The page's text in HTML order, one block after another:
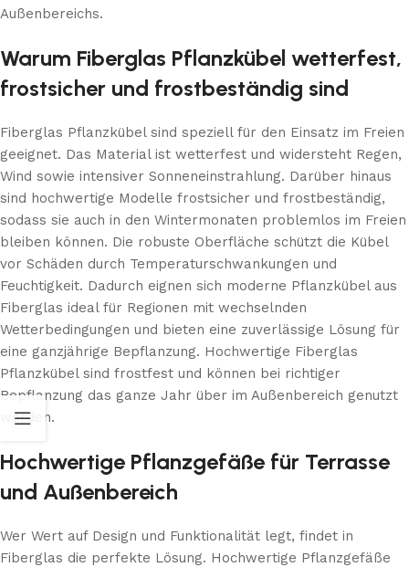
Außenbereichs.
Warum Fiberglas Pflanzkübel wetterfest,
frostsicher und frostbeständig sind
Fiberglas Pflanzkübel sind speziell für den Einsatz im Freien
geeignet. Das Material ist wetterfest und widersteht Regen,
Wind sowie intensiver Sonneneinstrahlung. Darüber hinaus
sind hochwertige Modelle frostsicher und frostbeständig,
sodass sie auch in den Wintermonaten problemlos im Freien
bleiben können. Die robuste Oberfläche schützt die Kübel
vor Schäden durch Temperaturschwankungen und
Feuchtigkeit. Dadurch eignen sich moderne Pflanzkübel aus
Fiberglas ideal für Regionen mit wechselnden
Wetterbedingungen und bieten eine zuverlässige Lösung für
eine ganzjährige Bepflanzung. Hochwertige Fiberglas
Pflanzkübel sind frostfest und können bei richtiger
Bepflanzung das ganze Jahr über im Außenbereich genutzt
werden.
Hochwertige Pflanzgefäße für Terrasse
und Außenbereich
Wer Wert auf Design und Funktionalität legt, findet in
Fiberglas die perfekte Lösung. Hochwertige Pflanzgefäße